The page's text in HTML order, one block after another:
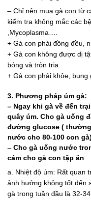
– Chỉ nên mua gà con từ
kiểm tra không mắc các
,Mycoplasma….
+ Gà con phải đồng đều,
+ Gà con không được dị
bóng và tròn trịa
+ Gà con phải khỏe,
3. Phương pháp úm gà:
– Ngay khi gà về đến
quây úm. Cho gà uống
đường glucose (
nước cho 80-100 con gà)
– Cho gà uống nước
cám cho gà con tập ăn
a. Nhiệt độ úm: Rất quan
ảnh hưởng không tốt đến
gà trong tuần đầu là 32-